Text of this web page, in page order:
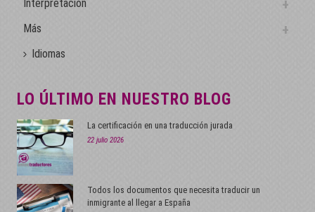
Interpretación
Más
Idiomas
LO ÚLTIMO EN NUESTRO BLOG
La certificación en una traducción jurada
22 julio 2026
Todos los documentos que necesita traducir un
inmigrante al llegar a España